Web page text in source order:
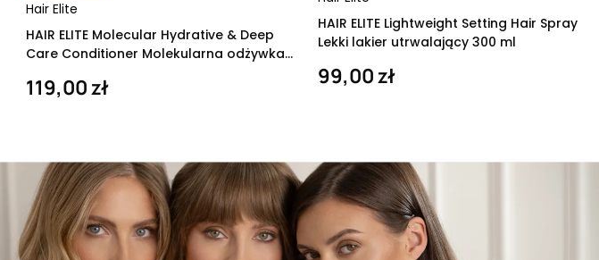
Hair Elite
HAIR ELITE Molecular Hydrative & Deep
Care Conditioner Molekularna odżywka
119,00 zł
HAIR ELITE Lightweight Setting Hair Spray
Lekki lakier utrwalający 300 ml
99,00 zł